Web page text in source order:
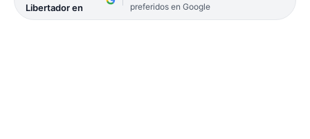
Libertador en
preferidos en Google